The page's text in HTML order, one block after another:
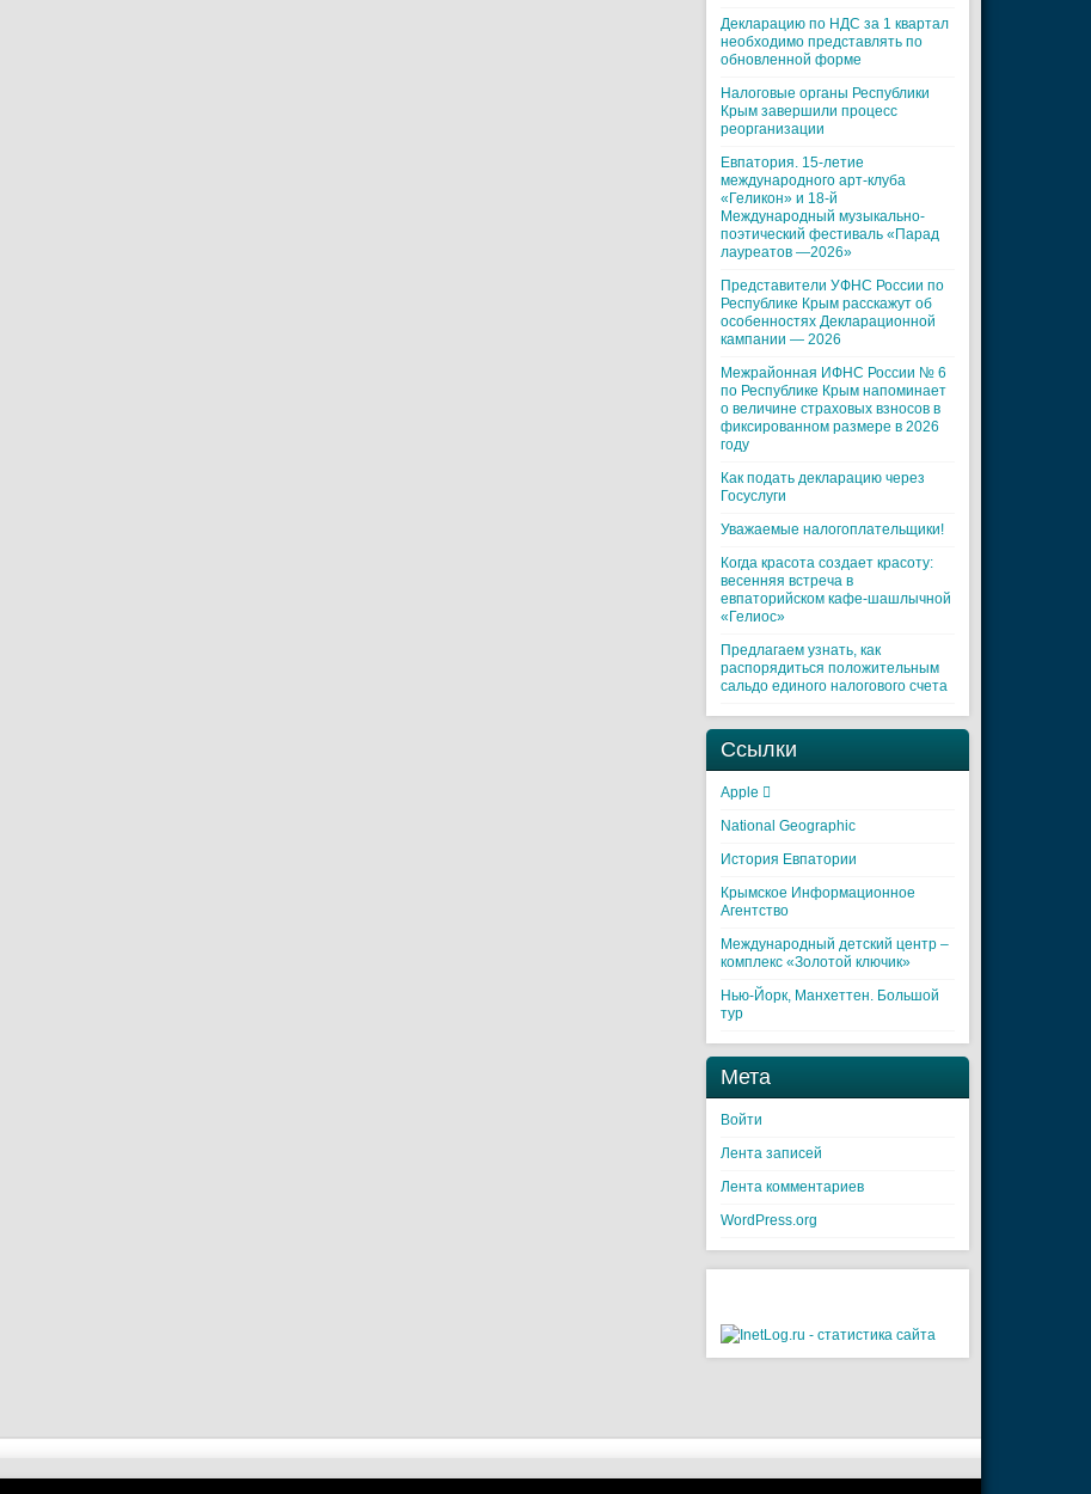
Декларацию по НДС за 1 квартал
необходимо представлять по
обновленной форме
Налоговые органы Республики
Крым завершили процесс
реорганизации
Евпатория. 15-летие
международного арт-клуба
«Геликон» и 18-й
Международный музыкально-
поэтический фестиваль «Парад
лауреатов —2026»
Представители УФНС России по
Республике Крым расскажут об
особенностях Декларационной
кампании — 2026
Межрайонная ИФНС России № 6
по Республике Крым напоминает
о величине страховых взносов в
фиксированном размере в 2026
году
Как подать декларацию через
Госуслуги
Уважаемые налогоплательщики!
Когда красота создает красоту:
весенняя встреча в
евпаторийском кафе-шашлычной
«Гелиос»
Предлагаем узнать, как
распорядиться положительным
сальдо единого налогового счета
Ссылки
Apple 
National Geographic
История Евпатории
Крымское Информационное
Агентство
Международный детский центр –
комплекс «Золотой ключик»
Нью-Йорк, Манхеттен. Большой
тур
Мета
Войти
Лента записей
Лента комментариев
WordPress.org